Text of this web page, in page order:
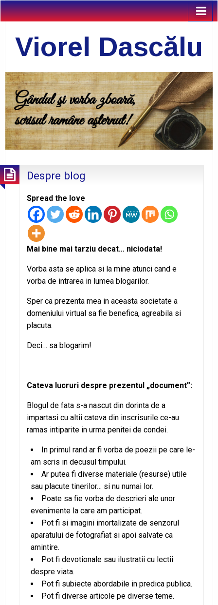
Viorel Dascălu
Despre blog
Spread the love
Mai bine mai tarziu decat… niciodata!
Vorba asta se aplica si la mine atunci cand e
vorba de intrarea in lumea blogarilor.
Sper ca prezenta mea in aceasta societate a
domeniului virtual sa fie benefica, agreabila si
placuta.
Deci… sa blogarim!
Cateva lucruri despre prezentul „document”:
Blogul de fata s-a nascut din dorinta de a
impartasi cu altii cateva din inscrisurile ce-au
ramas intiparite in urma penitei de condei.
In primul rand ar fi vorba de poezii pe care le-
am scris in decusul timpului.
Ar putea fi diverse materiale (resurse) utile
sau placute tinerilor… si nu numai lor.
Poate sa fie vorba de descrieri ale unor
evenimente la care am participat.
Pot fi si imagini imortalizate de senzorul
aparatului de fotografiat si apoi salvate ca
amintire.
Pot fi devotionale sau ilustratii cu lectii
despre viata.
Pot fi subiecte abordabile in predica publica.
Pot fi diverse articole pe diverse teme.